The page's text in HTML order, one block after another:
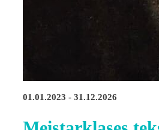
01.01.2023 - 31.12.2026